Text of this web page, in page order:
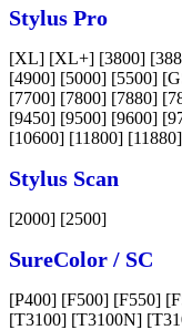
Stylus Pro
[XL] [XL+] [3800]
[4900] [5000] [5500]
[7700] [7800] [7880]
[9450] [9500] [9600]
[10600] [11800] [11880]
Stylus Scan
[2000] [2500]
SureColor / SC
[P400] [F500] [F550]
[T3100] [T3100N]